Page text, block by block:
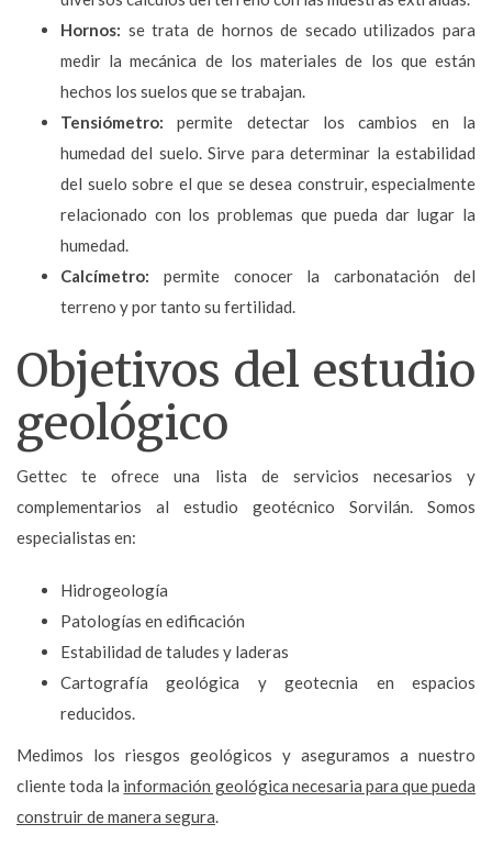
Hornos: se trata de hornos de secado utilizados para
medir la mecánica de los materiales de los que están
hechos los suelos que se trabajan.
Tensiómetro: permite detectar los cambios en la
humedad del suelo. Sirve para determinar la estabilidad
del suelo sobre el que se desea construir, especialmente
relacionado con los problemas que pueda dar lugar la
humedad.
Calcímetro: permite conocer la carbonatación del
terreno y por tanto su fertilidad.
Objetivos del estudio
geológico
Gettec te ofrece una lista de servicios necesarios y
complementarios al estudio geotécnico Sorvilán. Somos
especialistas en:
Hidrogeología
Patologías en edificación
Estabilidad de taludes y laderas
Cartografía geológica y geotecnia en espacios
reducidos.
Medimos los riesgos geológicos y aseguramos a nuestro
cliente toda la información geológica necesaria para que pueda
construir de manera segura.